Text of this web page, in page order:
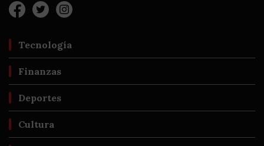
Tecnología
Finanzas
Deportes
Cultura